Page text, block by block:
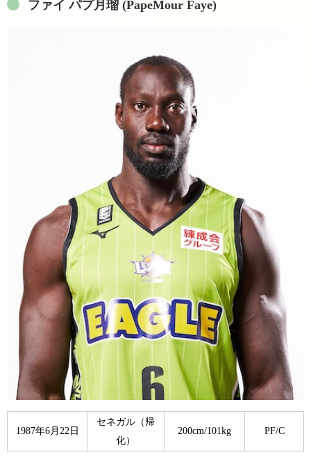
ファイ パプ月瑠 (PapeMour Faye)
1987年6月22日
セネガル（帰
化）
200cm/101kg PF/C